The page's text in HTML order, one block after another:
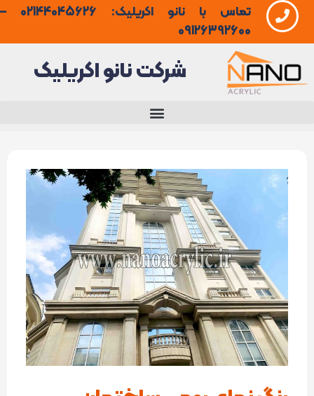
رفتن
به
محتوا
تماس با نانو اکریلیک: 02144045626 –
09126392600
شرکت نانو اکریلیک
ساختمان